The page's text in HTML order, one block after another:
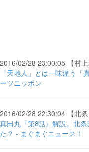
2016/02/28 23:00:05 【村上
「天地人」とは一味違う「
ーツニッポン
2016/02/28 22:30:04 【北条
真田丸『第8話』解説。北
た？ - まぐまぐニュース！